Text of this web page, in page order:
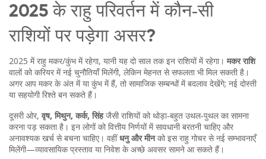
2025 के राहु परिवर्तन में कौन‑सी
राशियों पर पड़ेगा असर?
2025 में राहु मकर/कुंभ में रहेगा, यानी यह दो साल तक इन राशियों में रहेगा। मकर राशि
वालों को करियर में नई चुनौतियाँ मिलेंगी, लेकिन मेहनत से सफलता भी मिल सकती है।
अगर आप मकर के अंत में या कुंभ में हैं, तो सामाजिक सम्बन्धों में बदलाव देखेंगे; नई दोस्ती
या सहयोगी रिश्ते बन सकते हैं।
दूसरी ओर, वृष, मिथुन, कर्क, सिंहजैसी राशियों को थोड़ा‑बहुत उथल‑पुथल का सामना
करना पड़ सकता है। इन लोगों को वित्तीय निर्णयों में सावधानी बरतनी चाहिए और
अनावश्यक खर्च से बचना चाहिए। वहींधनु और मीनको इस राहु गोचर से नई सम्भावनाएँ
मिलेंगी—व्यावसायिक प्रस्ताव या निवेश के अच्छे अवसर सामने आ सकते हैं।